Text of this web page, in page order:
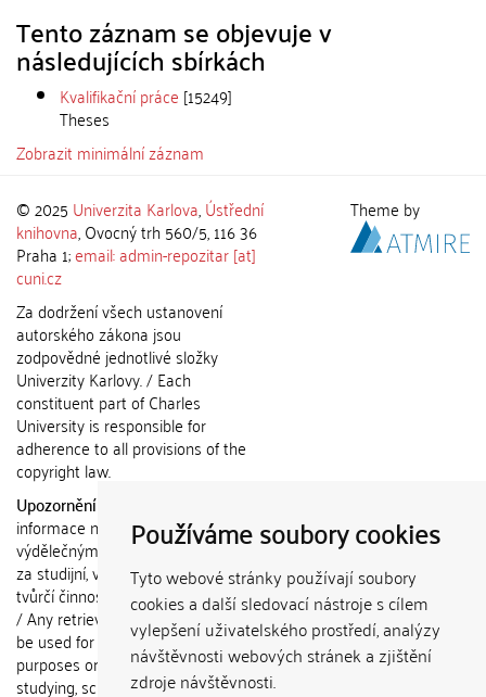
Používáme soubory cookies
Tyto webové stránky používají soubory
cookies a další sledovací nástroje s cílem
vylepšení uživatelského prostředí, analýzy
návštěvnosti webových stránek a zjištění
zdroje návštěvnosti.
Tento záznam se objevuje v
následujících sbírkách
Kvalifikační práce [15249]
Theses
Zobrazit minimální záznam
© 2025 Univerzita Karlova,Ústřední
knihovna, Ovocný trh 560/5, 116 36
Praha 1;email: admin-repozitar [at]
cuni.cz
Za dodržení všech ustanovení
autorského zákona jsou
zodpovědné jednotlivé složky
Univerzity Karlovy. / Each
constituent part of Charles
University is responsible for
adherence to all provisions of the
copyright law.
Upozornění / Notice:
informace nemohou být použity k
výdělečným účelům nebo vydávány
za studijní, vědeckou nebo jinou
tvůrčí činnost jiné osoby než autora.
/ Any retrieved information shall not
be used for any commercial
purposes or claimed as results of
studying, scientific or any other
Theme by